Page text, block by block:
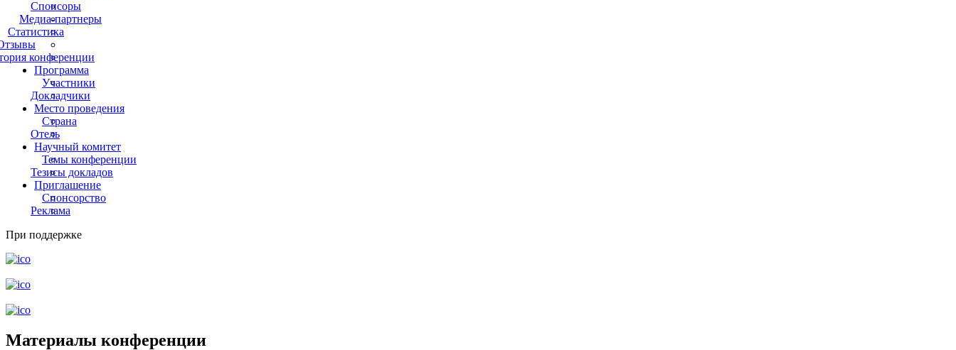
Спонсоры
Медиа-партнеры
Статистика
конференции
Программа
Участники
Докладчики
Место проведения
Страна
Отель
Научный комитет
Темы конференции
Тезисы докладов
Приглашение
Спонсорство
Реклама
При поддержке
Материалы конференции